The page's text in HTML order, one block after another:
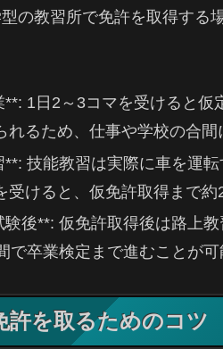
の教習所で免許を取得する
**: 1日2～3コマを受けると
れるため、仕事や学校の合
**: 技能教習は実際に車を運
受けると、仮免許取得まで
験後**: 仮免許取得後は路上
で卒業検定まで進むことが
許を取るためのコツ